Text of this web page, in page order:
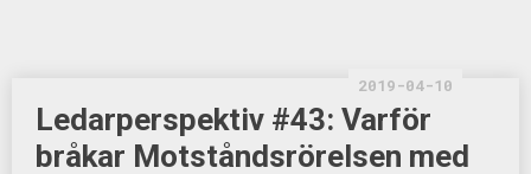
2019-04-10
Ledarperspektiv #43: Varför
bråkar Motståndsrörelsen med